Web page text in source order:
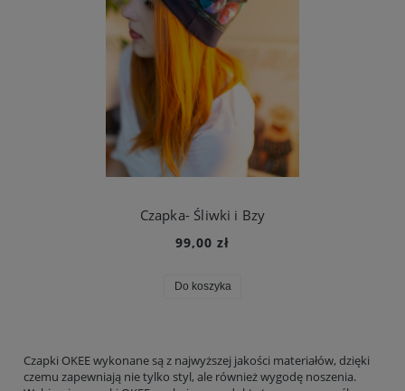
Czapka- Śliwki i Bzy
99,00 zł
Do koszyka
Czapki OKEE wykonane są z najwyższej jakości materiałów, dzięki
czemu zapewniają nie tylko styl, ale również wygodę noszenia.